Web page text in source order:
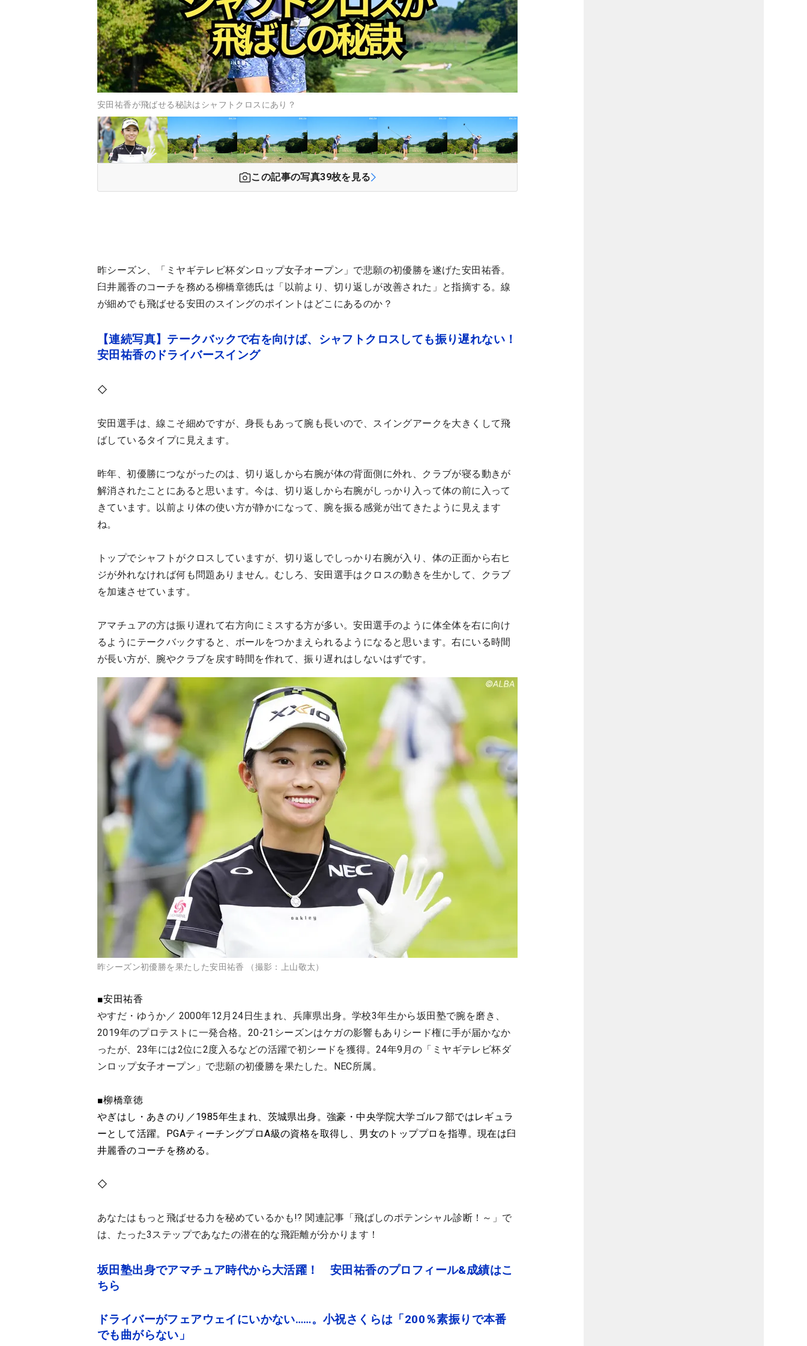
安田祐香が飛ばせる秘訣はシャフトクロスにあり？
この記事の写真39枚を見る
昨シーズン、「ミヤギテレビ杯ダンロップ女子オープン」で悲願の初優勝を遂げた安田祐香。
臼井麗香のコーチを務める柳橋章徳氏は「以前より、切り返しが改善された」と指摘する。線
が細めでも飛ばせる安田のスイングのポイントはどこにあるのか？
【連続写真】テークバックで右を向けば、シャフトクロスしても振り遅れない！
安田祐香のドライバースイング
◇
安田選手は、線こそ細めですが、身長もあって腕も長いので、スイングアークを大きくして飛
ばしているタイプに見えます。
昨年、初優勝につながったのは、切り返しから右腕が体の背面側に外れ、クラブが寝る動きが
解消されたことにあると思います。今は、切り返しから右腕がしっかり入って体の前に入って
きています。以前より体の使い方が静かになって、腕を振る感覚が出てきたように見えます
ね。
トップでシャフトがクロスしていますが、切り返しでしっかり右腕が入り、体の正面から右ヒ
ジが外れなければ何も問題ありません。むしろ、安田選手はクロスの動きを生かして、クラブ
を加速させています。
アマチュアの方は振り遅れて右方向にミスする方が多い。安田選手のように体全体を右に向け
るようにテークバックすると、ボールをつかまえられるようになると思います。右にいる時間
が長い方が、腕やクラブを戻す時間を作れて、振り遅れはしないはずです。
昨シーズン初優勝を果たした安田祐香 （撮影：上山敬太）
■安田祐香
やすだ・ゆうか／ 2000年12月24日生まれ、兵庫県出身。学校3年生から坂田塾で腕を磨き、
2019年のプロテストに一発合格。20-21シーズンはケガの影響もありシード権に手が届かなか
ったが、23年には2位に2度入るなどの活躍で初シードを獲得。24年9月の「ミヤギテレビ杯ダ
ンロップ女子オープン」で悲願の初優勝を果たした。NEC所属。
■柳橋章徳
やぎはし・あきのり／1985年生まれ、茨城県出身。強豪・中央学院大学ゴルフ部ではレギュラ
ーとして活躍。PGAティーチングプロA級の資格を取得し、男女のトッププロを指導。現在は臼
井麗香のコーチを務める。
◇
あなたはもっと飛ばせる力を秘めているかも!? 関連記事「飛ばしのポテンシャル診断！～」で
は、たった3ステップであなたの潜在的な飛距離が分かります！
坂田塾出身でアマチュア時代から大活躍！ 安田祐香のプロフィール&成績はこ
ちら
ドライバーがフェアウェイにいかない……。小祝さくらは「200％素振りで本番
でも曲がらない」